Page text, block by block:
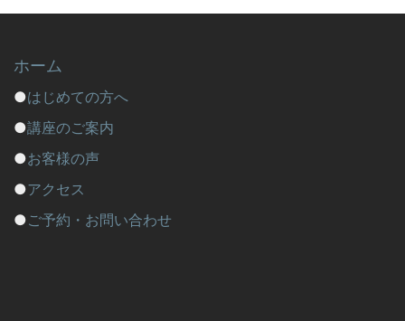
ホーム
●はじめての方へ
●講座のご案内
●お客様の声
●アクセス
●ご予約・お問い合わせ